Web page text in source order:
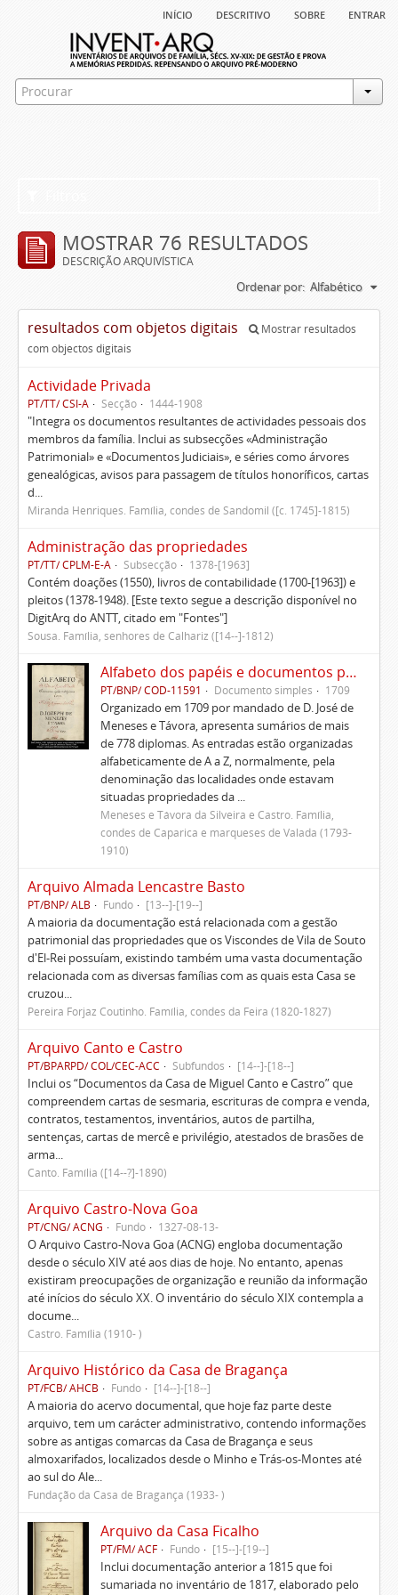
início descritivo sobre entrar
MOSTRAR 76 RESULTADOS
DESCRIÇÃO ARQUIVÍSTICA
Ordenar por: Alfabético
resultados com objetos digitais
Mostrar resultados
com objectos digitais
Actividade Privada
PT/TT/ CSI-A Secção 1444-1908
"Integra os documentos resultantes de actividades pessoais dos
membros da família. Inclui as subsecções «Administração
Patrimonial» e «Documentos Judiciais», e séries como árvores
genealógicas, avisos para passagem de títulos honoríficos, cartas
d...
Miranda Henriques. Família, condes de Sandomil ([c. 1745]-1815)
Administração das propriedades
PT/TT/ CPLM-E-A Subsecção 1378-[1963]
Contém doações (1550), livros de contabilidade (1700-[1963]) e
pleitos (1378-1948). [Este texto segue a descrição disponível no
DigitArq do ANTT, citado em "Fontes"]
Sousa. Família, senhores de Calhariz ([14--]-1812)
Alfabeto dos papéis e documentos pertencentes à Casa de D. José de Meneses e Távora
PT/BNP/ COD-11591 Documento simples 1709
Organizado em 1709 por mandado de D. José de
Meneses e Távora, apresenta sumários de mais
de 778 diplomas. As entradas estão organizadas
alfabeticamente de A a Z, normalmente, pela
denominação das localidades onde estavam
situadas propriedades da ...
Meneses e Távora da Silveira e Castro. Família,
condes de Caparica e marqueses de Valada (1793-
1910)
Arquivo Almada Lencastre Basto
PT/BNP/ ALB Fundo [13--]-[19--]
A maioria da documentação está relacionada com a gestão
patrimonial das propriedades que os Viscondes de Vila de Souto
d'El-Rei possuíam, existindo também uma vasta documentação
relacionada com as diversas famílias com as quais esta Casa se
cruzou...
Pereira Forjaz Coutinho. Família, condes da Feira (1820-1827)
Arquivo Canto e Castro
PT/BPARPD/ COL/CEC-ACC Subfundos [14--]-[18--]
Inclui os “Documentos da Casa de Miguel Canto e Castro” que
compreendem cartas de sesmaria, escrituras de compra e venda,
contratos, testamentos, inventários, autos de partilha,
sentenças, cartas de mercê e privilégio, atestados de brasões de
arma...
Canto. Família ([14--?]-1890)
Arquivo Castro-Nova Goa
PT/CNG/ ACNG Fundo 1327-08-13-
O Arquivo Castro-Nova Goa (ACNG) engloba documentação
desde o século XIV até aos dias de hoje. No entanto, apenas
existiram preocupações de organização e reunião da informação
até inícios do século XX. O inventário do século XIX contempla a
docume...
Castro. Família (1910- )
Arquivo Histórico da Casa de Bragança
PT/FCB/ AHCB Fundo [14--]-[18--]
A maioria do acervo documental, que hoje faz parte deste
arquivo, tem um carácter administrativo, contendo informações
sobre as antigas comarcas da Casa de Bragança e seus
almoxarifados, localizados desde o Minho e Trás-os-Montes até
ao sul do Ale...
Fundação da Casa de Bragança (1933- )
Arquivo da Casa Ficalho
PT/FM/ ACF Fundo [15--]-[19--]
Inclui documentação anterior a 1815 que foi
sumariada no inventário de 1817, elaborado pelo